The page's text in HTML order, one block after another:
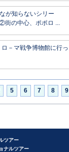
が知らないシリー
の中心、ポポロ ...
ロ－マ戦争博物館に行っ
5 6 7 8 9
ツアー
ナルツアー